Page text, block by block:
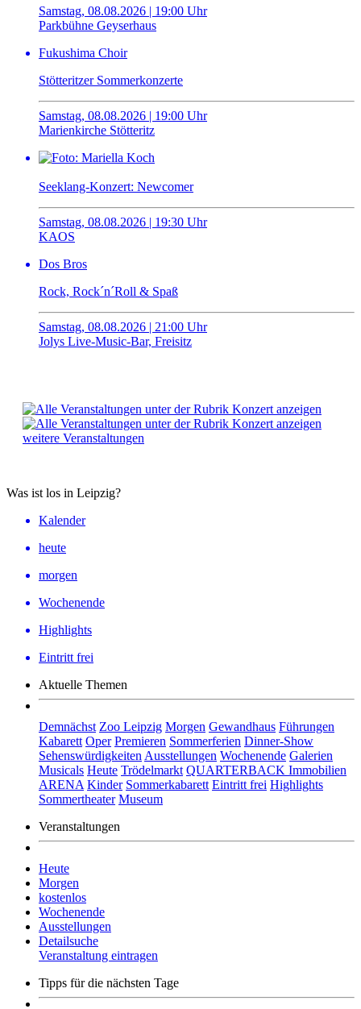
Samstag, 08.08.2026 | 19:00 Uhr
Parkbühne Geyserhaus
Fukushima Choir
Stötteritzer Sommerkonzerte
Samstag, 08.08.2026 | 19:00 Uhr
Marienkirche Stötteritz
Seeklang-Konzert: Newcomer
Samstag, 08.08.2026 | 19:30 Uhr
KAOS
Dos Bros
Rock, Rock´n´Roll & Spaß
Samstag, 08.08.2026 | 21:00 Uhr
Jolys Live-Music-Bar, Freisitz
weitere Veranstaltungen
Was ist los in Leipzig?
Kalender
heute
morgen
Wochenende
Highlights
Eintritt frei
Aktuelle Themen
Demnächst Zoo Leipzig Morgen Gewandhaus Führungen
Kabarett Oper Premieren Sommerferien Dinner-Show
Sehenswürdigkeiten Ausstellungen Wochenende Galerien
Musicals Heute Trödelmarkt QUARTERBACK Immobilien
ARENA Kinder Sommerkabarett Eintritt frei Highlights
Sommertheater Museum
Veranstaltungen
Heute
Morgen
kostenlos
Wochenende
Ausstellungen
Detailsuche
Veranstaltung eintragen
Tipps für die nächsten Tage